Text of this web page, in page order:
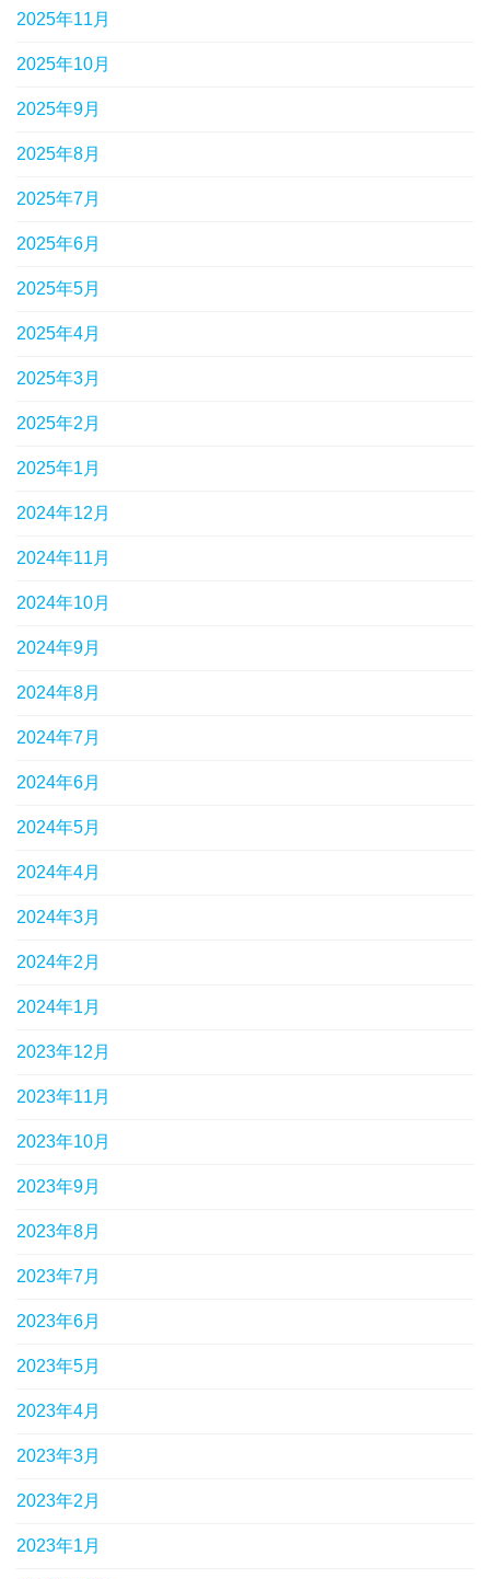
2025年11月
2025年10月
2025年9月
2025年8月
2025年7月
2025年6月
2025年5月
2025年4月
2025年3月
2025年2月
2025年1月
2024年12月
2024年11月
2024年10月
2024年9月
2024年8月
2024年7月
2024年6月
2024年5月
2024年4月
2024年3月
2024年2月
2024年1月
2023年12月
2023年11月
2023年10月
2023年9月
2023年8月
2023年7月
2023年6月
2023年5月
2023年4月
2023年3月
2023年2月
2023年1月